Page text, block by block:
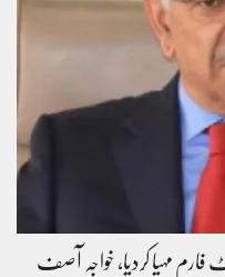
فارم مہیا کردیا، خواجہ آصف